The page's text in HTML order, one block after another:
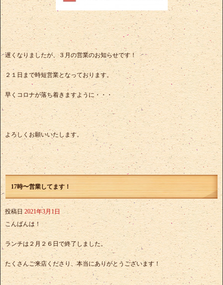
遅くなりましたが、３月の営業のお知らせです！
２１日まで時短営業となっております。
早くコロナが落ち着きますように・・・
よろしくお願いいたします。
17時〜営業してます！
投稿日 2021年3月1日
こんばんは！
ランチは２月２６日で終了しました。
たくさんご来店くださり、本当にありがとうございます！